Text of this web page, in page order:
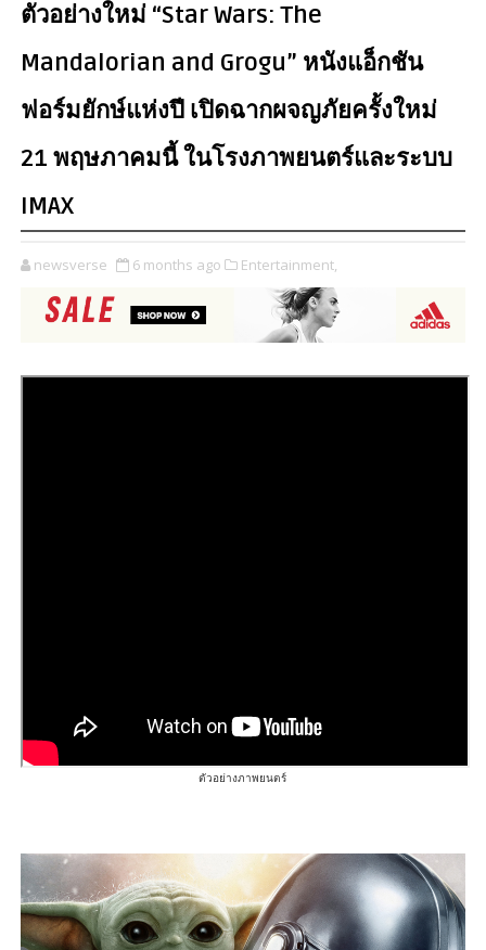
ตัวอย่างใหม่ “Star Wars: The
Mandalorian and Grogu” หนังแอ็กชัน
ฟอร์มยักษ์แห่งปี เปิดฉากผจญภัยครั้งใหม่
21 พฤษภาคมนี้ ในโรงภาพยนตร์และระบบ
IMAX
newsverse 6 months ago Entertainment,
ตัวอย่างภาพยนตร์